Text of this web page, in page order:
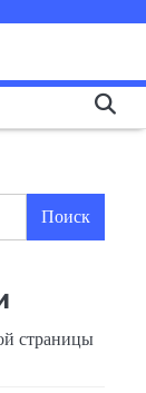
Поиск
страницы